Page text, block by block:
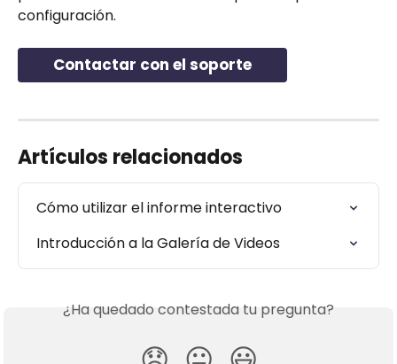
configuración.
Contactar con el soporte
Artículos relacionados
Cómo utilizar el informe interactivo
Introducción a la Galería de Videos
¿Ha quedado contestada tu pregunta?